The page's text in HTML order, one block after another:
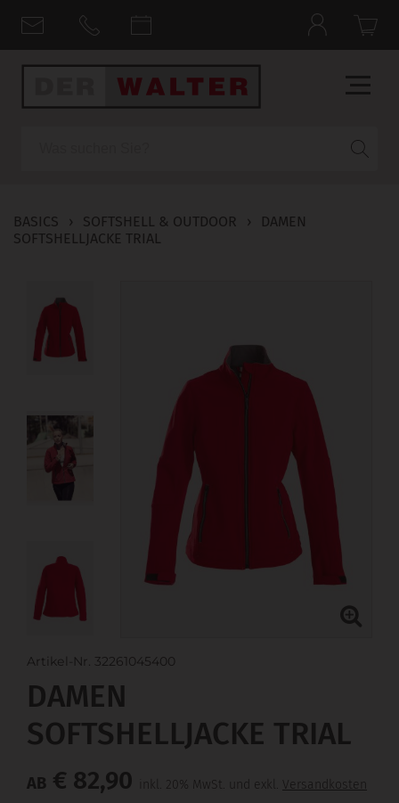
BASICS › SOFTSHELL & OUTDOOR ›
DAMEN
SOFTSHELLJACKE TRIAL
Artikel-Nr. 32261045400
DAMEN
SOFTSHELLJACKE TRIAL
AB € 82,90 inkl. 20% MwSt. und exkl. Versandkosten